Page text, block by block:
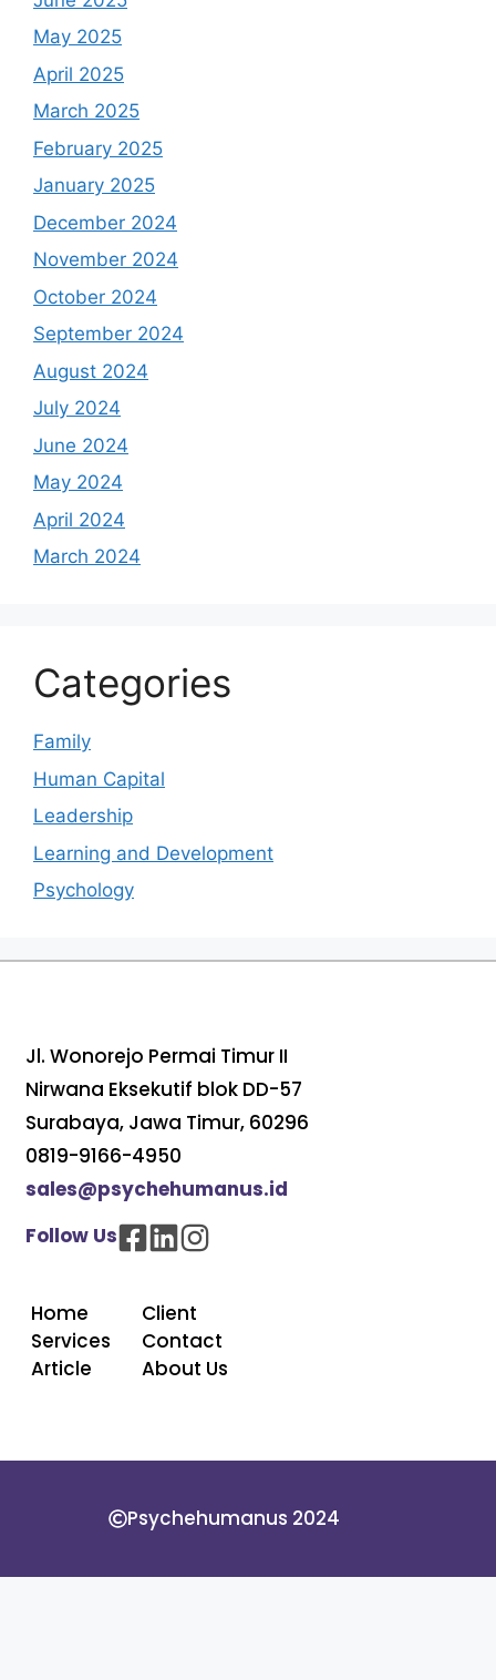
May 2025
April 2025
March 2025
February 2025
January 2025
December 2024
November 2024
October 2024
September 2024
August 2024
July 2024
June 2024
May 2024
April 2024
March 2024
Categories
Family
Human Capital
Leadership
Learning and Development
Psychology
Jl. Wonorejo Permai Timur II
Nirwana Eksekutif blok DD-57
Surabaya, Jawa Timur, 60296
0819-9166-4950
sales@psychehumanus.id
Follow Us
Home
Services
Article
Client
Contact
About Us
Psychehumanus 2024